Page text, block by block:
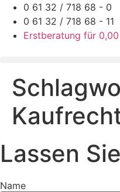
Zum
Inhalt
springen
0 61 32 / 718 68 - 0
0 61 32 / 718 68 - 11
Erstberatung für
Lassen
Name